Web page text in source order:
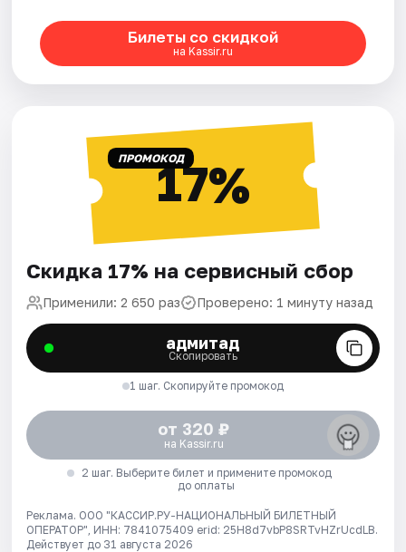
Билеты со скидкой
на Kassir.ru
ПРОМОКОД17%
Скидка 17% на сервисный сбор
Применили: 2 650 раз Проверено: 1 минуту назад
адмитад
Скопировать
1 шаг. Скопируйте промокод
от 320 ₽
на Kassir.ru
2 шаг. Выберите билет и примените промокод
до оплаты
Реклама. ООО "КАССИР.РУ-НАЦИОНАЛЬНЫЙ БИЛЕТНЫЙ
ОПЕРАТОР", ИНН: 7841075409 erid: 25H8d7vbP8SRTvHZrUcdLB.
Действует до 31 августа 2026